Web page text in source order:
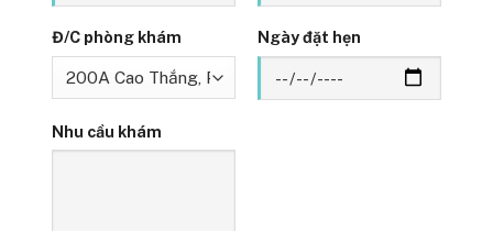
Đ/C phòng khám Ngày đặt hẹn
Nhu cầu khám